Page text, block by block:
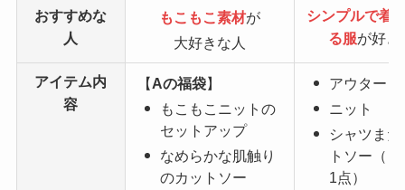
おすすめな
人
もこもこ素材が
大好きな人
シンプルで着
る服が好き
アイテム内
容
【Aの福袋】
もこもこニットの
セットアップ
なめらかな肌触り
のカットソー
アウター
ニット
シャツま
トソー（
1点）